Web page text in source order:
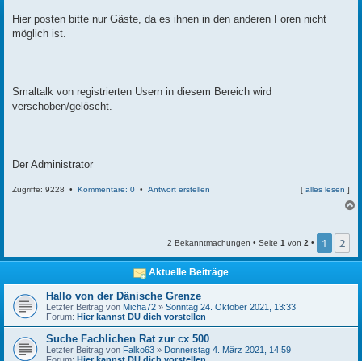
r
a
g
Hier posten bitte nur Gäste, da es ihnen in den anderen Foren nicht
möglich ist.
Smaltalk von registrierten Usern in diesem Bereich wird
verschoben/gelöscht.
Der Administrator
Zugriffe: 9228 • Kommentare: 0 • Antwort erstellen [ alles lesen ]
b
n
2 Bekanntmachungen • Seite 1 von 2 • 1 2
Aktuelle Beiträge
Hallo von der Dänische Grenze
Letzter Beitrag von Micha72 » Sonntag 24. Oktober 2021, 13:33
Forum: Hier kannst DU dich vorstellen
Suche Fachlichen Rat zur cx 500
Letzter Beitrag von Falko63 » Donnerstag 4. März 2021, 14:59